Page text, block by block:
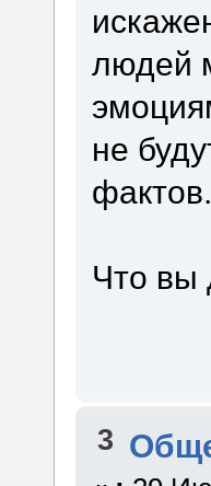
людей
не
Что вы
3